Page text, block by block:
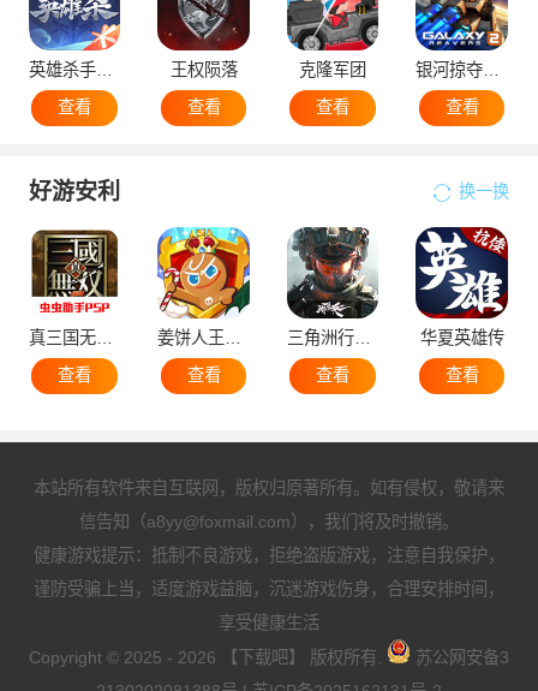
英雄杀手机版
查看
王权陨落
查看
克隆军团
查看
银河掠夺者2国际版
查看
好游安利 换一换
真三国无双5
查看
查看
三角洲行动手机版
查看
华夏英雄传
查看
本站所有软件来自互联网，版权归原著所有。如有侵权，敬请来
信告知（a8yy@foxmail.com），我们将及时撤销。
健康游戏提示：抵制不良游戏，拒绝盗版游戏，注意自我保护，
谨防受骗上当，适度游戏益脑，沉迷游戏伤身，合理安排时间，
享受健康生活
Copyright © 2025 - 2026 【下载吧】 版权所有.
苏公网安备3